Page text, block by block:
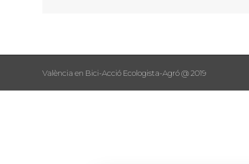
València en Bici-Acció Ecologista-Agró @ 2019